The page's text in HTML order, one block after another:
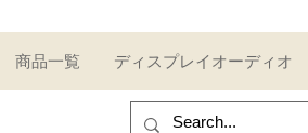
商品一覧 ディスプレイオーディオ